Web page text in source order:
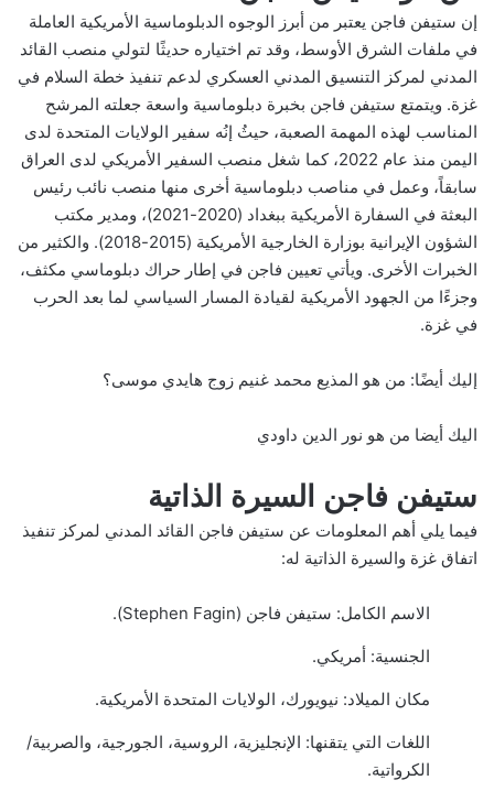
إن ستيفن فاجن يعتبر من أبرز الوجوه الدبلوماسية الأمريكية العاملة
في ملفات الشرق الأوسط، وقد تم اختياره حديثًا لتولي منصب القائد
المدني لمركز التنسيق المدني العسكري لدعم تنفيذ خطة السلام في
غزة. ويتمتع ستيفن فاجن بخبرة دبلوماسية واسعة جعلته المرشح
المناسب لهذه المهمة الصعبة، حيثُ إنُه سفير الولايات المتحدة لدى
اليمن منذ عام 2022، كما شغل منصب السفير الأمريكي لدى العراق
سابقاً، وعمل في مناصب دبلوماسية أخرى منها منصب نائب رئيس
البعثة في السفارة الأمريكية ببغداد (2020-2021)، ومدير مكتب
الشؤون الإيرانية بوزارة الخارجية الأمريكية (2015-2018). والكثير من
الخبرات الأخرى. ويأتي تعيين فاجن في إطار حراك دبلوماسي مكثف،
وجزءًا من الجهود الأمريكية لقيادة المسار السياسي لما بعد الحرب
في غزة.
إليك أيضًا: من هو المذيع محمد غنيم زوج هايدي موسى؟
اليك أيضا من هو نور الدين داودي
ستيفن فاجن السيرة الذاتية
فيما يلي أهم المعلومات عن ستيفن فاجن القائد المدني لمركز تنفيذ
اتفاق غزة والسيرة الذاتية له:
الاسم الكامل: ستيفن فاجن (Stephen Fagin).
الجنسية: أمريكي.
مكان الميلاد: نيويورك، الولايات المتحدة الأمريكية.
اللغات التي يتقنها: الإنجليزية، الروسية، الجورجية، والصربية/
الكرواتية.